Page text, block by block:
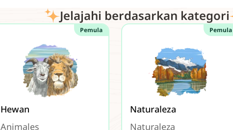
Jelajahi berdasarkan kategori
Pemula
Hewan
Animales
Pemula
Naturaleza
Naturaleza